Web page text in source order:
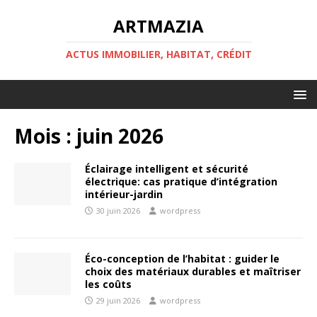
ARTMAZIA
ACTUS IMMOBILIER, HABITAT, CRÉDIT
Mois : juin 2026
Éclairage intelligent et sécurité
électrique: cas pratique d’intégration
intérieur-jardin
30 juin 2026 wordpress
Éco-conception de l’habitat : guider le
choix des matériaux durables et maîtriser
les coûts
29 juin 2026 wordpress